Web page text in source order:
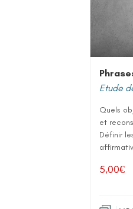
Etude
Quels
et
Définir
5,00€